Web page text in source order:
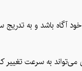
باشد و به تدریج
به سرعت تغییر کند.